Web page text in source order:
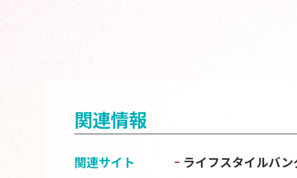
関連情報
関連サイト
ライフスタイルバン